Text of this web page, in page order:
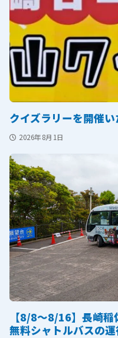
クイズラリーを開催い
2026年8月1日
【8/8～8/16】長崎
無料シャトルバスの